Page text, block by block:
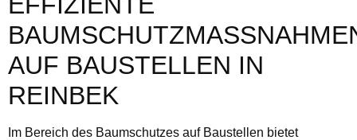
BAUMSCHUTZMASSNAHMEN
UF BAUSTELLEN IN R
EINBEK
Im Bereich des Baumschutzes auf Baustellen bietet